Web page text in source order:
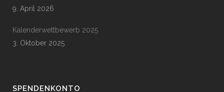
9. April 2026
Kalenderwettbewerb 2025
3. Oktober 2025
SPENDENKONTO